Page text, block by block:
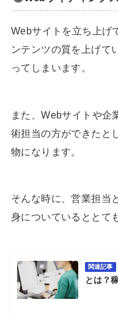
Webサイトを立ち上げ
ンテンツの質を上げて
ってしまいます。
また、Webサイトや企
術担当の方ができたと
物になります。
そんな時に、営業担当
身についているととて
関連記事
とは？